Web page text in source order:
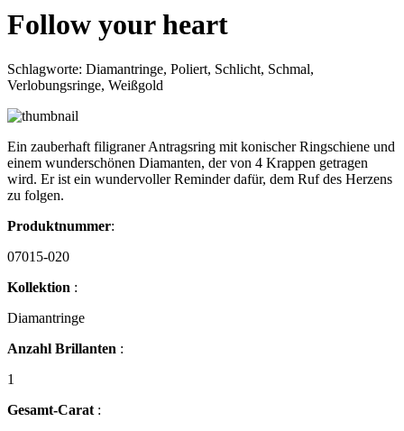
Follow your heart
Schlagworte: Diamantringe, Poliert, Schlicht, Schmal,
Verlobungsringe, Weißgold
Ein zauberhaft filigraner Antragsring mit konischer Ringschiene und
einem wunderschönen Diamanten, der von 4 Krappen getragen
wird. Er ist ein wundervoller Reminder dafür, dem Ruf des Herzens
zu folgen.
Produktnummer:
07015-020
Kollektion :
Diamantringe
Anzahl Brillanten :
1
Gesamt-Carat :